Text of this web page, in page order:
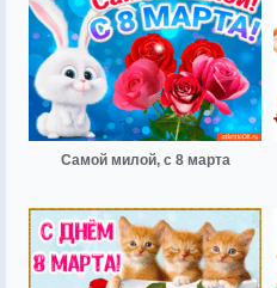
Самой милой, с 8 марта